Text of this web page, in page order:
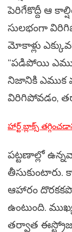
పెరిగేకొద్దీ ఆ
సులభంగా
మోకాళ్లు
“పడిపోయి
నిజానికి ఎముక
విరిగిపోవడం,
హార్ట్ బ్లాక్స్
పట్టణాల్లో
ఆహారం
ఉంటుంది.
తర్వాత